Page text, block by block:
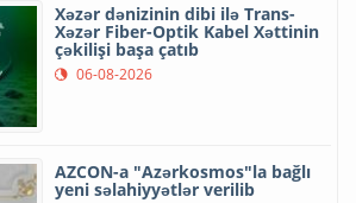
Xəzər dənizinin dibi ilə Trans-
Xəzər Fiber-Optik Kabel Xəttinin
çəkilişi başa çatıb
06-08-2026
AZCON-a "Azərkosmos"la bağlı
yeni səlahiyyətlər verilib